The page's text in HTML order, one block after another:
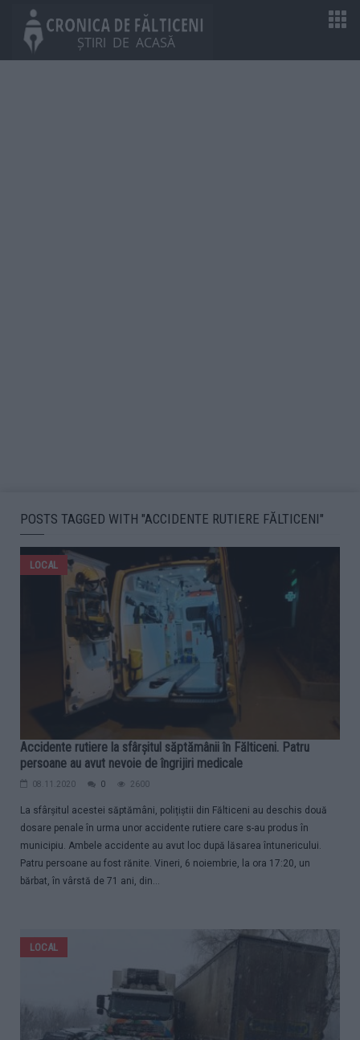
POSTS TAGGED WITH "ACCIDENTE RUTIERE FĂLTICENI"
LOCAL
Accidente rutiere la sfârșitul săptămânii în Fălticeni. Patru
persoane au avut nevoie de îngrijiri medicale
08.11.2020 0 2600
La sfârșitul acestei săptămâni, polițiștii din Fălticeni au deschis două
dosare penale în urma unor accidente rutiere care s-au produs în
municipiu. Ambele accidente au avut loc după lăsarea întunericului.
Patru persoane au fost rănite. Vineri, 6 noiembrie, la ora 17:20, un
bărbat, în vârstă de 71 ani, din...
LOCAL